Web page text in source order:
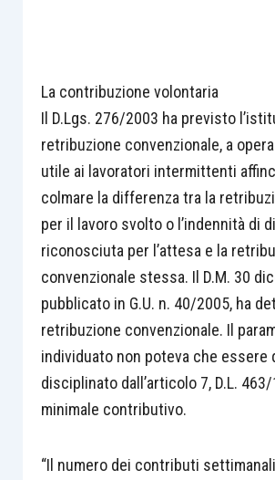
La contribuzione volontaria
Il D.Lgs. 276/2003 ha previsto
retribuzione convenzionale, a opera
utile ai lavoratori intermittenti
colmare la differenza tra la
per il lavoro svolto o l’indennità di
riconosciuta per l’attesa e la
convenzionale stessa. Il D.M. 30
pubblicato in G.U. n. 40/2005, ha
retribuzione convenzionale. Il
individuato non poteva che essere
disciplinato dall’articolo 7, D.L.
minimale contributivo.
“Il numero dei contributi